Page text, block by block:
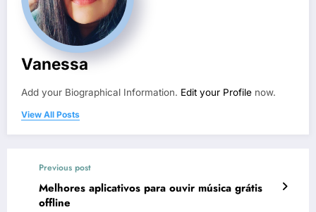
Vanessa
Add your Biographical Information. Edit your Profile now.
View All Posts
Previous post
Melhores aplicativos para ouvir música grátis
offline